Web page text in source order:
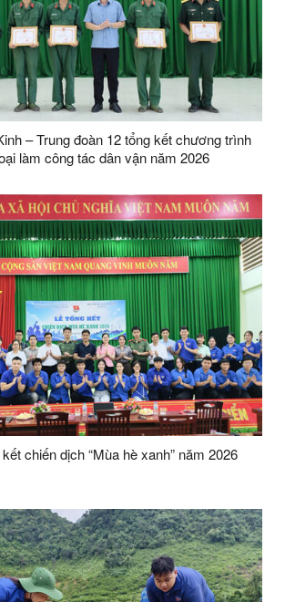
– Trung đoàn 12 tổng kết chương trình
làm công tác dân vận năm 2026
chiến dịch “Mùa hè xanh” năm 2026